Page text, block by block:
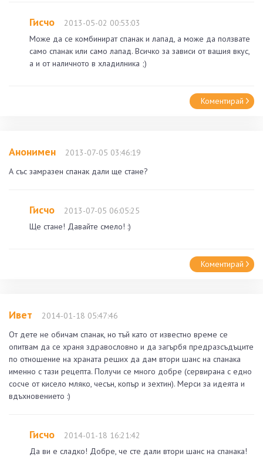
Гисчо
2013-05-02 00:53:03
Може да се комбинират спанак и лапад, а може да ползвате
само спанак или само лапад. Всичко за зависи от вашия вкус,
а и от наличното в хладилника ;)
Коментирай
Анонимен
2013-07-05 03:46:19
А със замразен спанак дали ще стане?
Гисчо
2013-07-05 06:05:25
Ще стане! Давайте смело! :)
Коментирай
Ивет
2014-01-18 05:47:46
От дете не обичам спанак, но тъй като от известно време се
опитвам да се храня здравословно и да загърбя предразсъдъците
по отношение на храната реших да дам втори шанс на спанака
именно с тази рецепта. Получи се много добре (сервирана с едно
сосче от кисело мляко, чесън, копър и зехтин). Мерси за идеята и
вдъхновението :)
Гисчо
2014-01-18 16:21:42
Да ви е сладко! Добре, че сте дали втори шанс на спанака!